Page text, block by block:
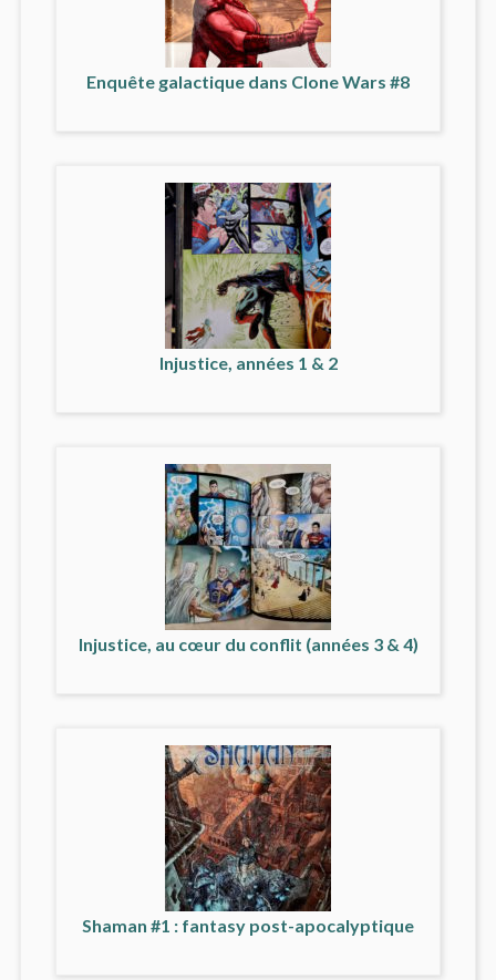
Enquête galactique dans Clone Wars #8
Injustice, années 1 & 2
Injustice, au cœur du conflit (années 3 & 4)
Shaman #1 : fantasy post-apocalyptique